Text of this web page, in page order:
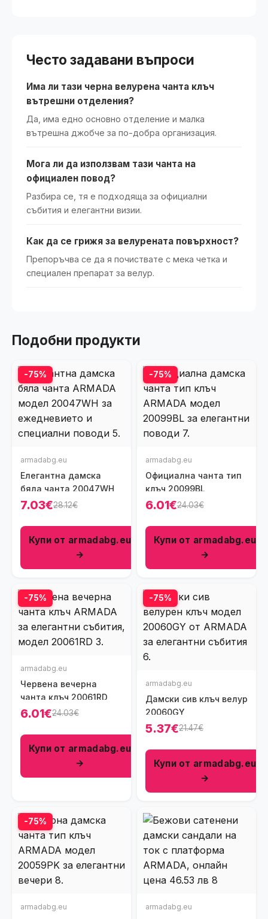
Често задавани въпроси
Има ли тази черна велурена чанта клъч
вътрешни отделения?
Да, има едно основно отделение и малка
вътрешна джобче за по-добра организация.
Мога ли да използвам тази чанта на
официален повод?
Разбира се, тя е подходяща за официални
събития и елегантни визии.
Как да се грижя за велурената повърхност?
Препоръчва се да я почиствате с мека четка и
специален препарат за велур.
Подобни продукти
-75%
armadabg.eu
Елегантна дамска
бяла чанта 20047WH
7.03€28.12€
Купи от armadabg.eu
→
-75%
armadabg.eu
Официална чанта тип
клъч 20099BL
6.01€24.03€
Купи от armadabg.eu
→
-75%
armadabg.eu
Червена вечерна
чанта клъч 20061RD
6.01€24.03€
Купи от armadabg.eu
→
-75%
armadabg.eu
Дамски сив клъч велур
20060GY
5.37€21.47€
Купи от armadabg.eu
→
-75%
armadabg.eu armadabg.eu